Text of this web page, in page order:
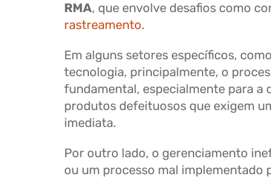
RMA, que envolve desafios como
rastreamento.
Em alguns setores específicos,
tecnologia, principalmente, o
fundamental, especialmente para a
produtos defeituosos que exigem
imediata.
Por outro lado, o gerenciamento
ou um processo mal implementado